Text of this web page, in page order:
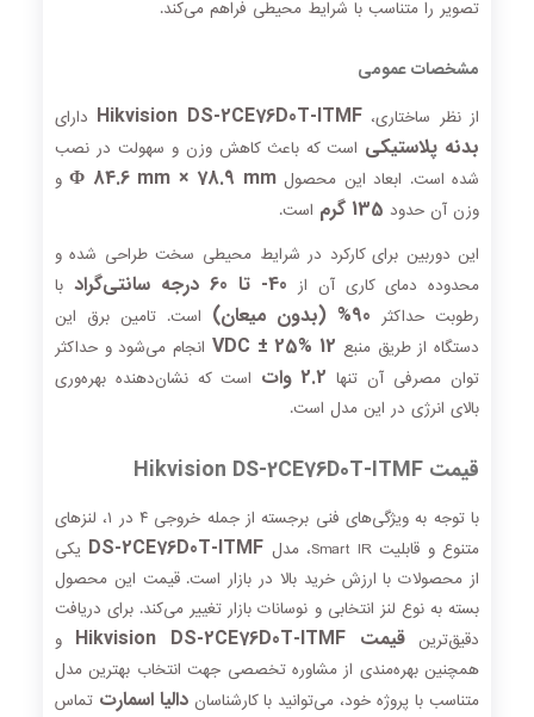
تصویر را متناسب با شرایط محیطی فراهم می‌کند.
مشخصات عمومی
از نظر ساختاری، Hikvision DS-2CE76D0T-ITMF دارای
بدنه پلاستیکی است که باعث کاهش وزن و سهولت در نصب
شده است. ابعاد این محصولΦ 84.6 mm × 78.9 mmو
وزن آن حدود 135 گرم
است.
این دوربین برای کارکرد در شرایط محیطی سخت طراحی شده و
محدوده دمای کاری آن از 40- تا 60 درجه سانتی‌گراد
با
رطوبت حداکثر 90% (بدون میعان)
است. تامین برق این
دستگاه از طریق منبع 12 VDC ± 25%
انجام می‌شود و حداکثر
توان مصرفی آن تنها 2.2 وات
است که نشان‌دهنده بهره‌وری
بالای انرژی در این مدل است.
قیمت Hikvision DS-2CE76D0T-ITMF
با توجه به ویژگی‌های فنی برجسته از جمله خروجی ۴ در ۱، لنزهای
متنوع و قابلیت Smart IR، مدل
DS-2CE76D0T-ITMF یکی
از محصولات با ارزش خرید بالا در بازار است. قیمت این محصول
بسته به نوع لنز انتخابی و نوسانات بازار تغییر می‌کند. برای دریافت
دقیق‌ترینقیمت Hikvision DS-2CE76D0T-ITMF
و
همچنین بهره‌مندی از مشاوره تخصصی جهت انتخاب بهترین مدل
متناسب با پروژه خود، می‌توانید با کارشناساندالیا اسمارت تماس